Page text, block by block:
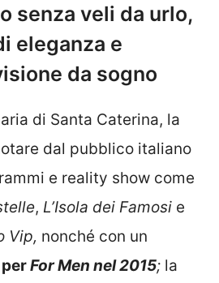
senza veli da urlo,
eleganza e
da sogno
di Santa Caterina, la
dal pubblico italiano
e reality show come
, L’Isola dei Famosi e
Vip, nonché con un
For Men nel 2015; la